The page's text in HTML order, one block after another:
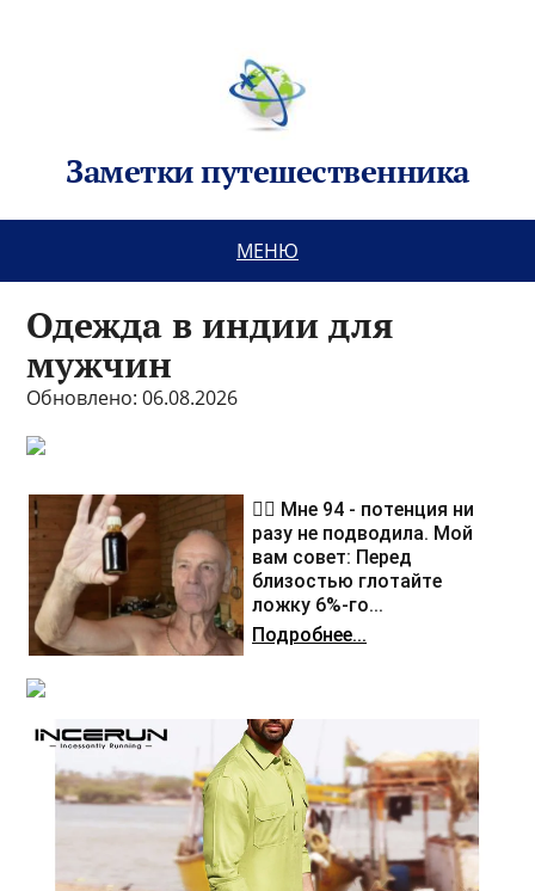
Заметки путешественника
МЕНЮ
Одежда в индии для
мужчин
Обновлено: 06.08.2026
❤️‍🔥 Мне 94 - потенция ни
разу не подводила. Мой
вам совет: Перед
близостью глотайте
ложку 6%-го...
Подробнее...